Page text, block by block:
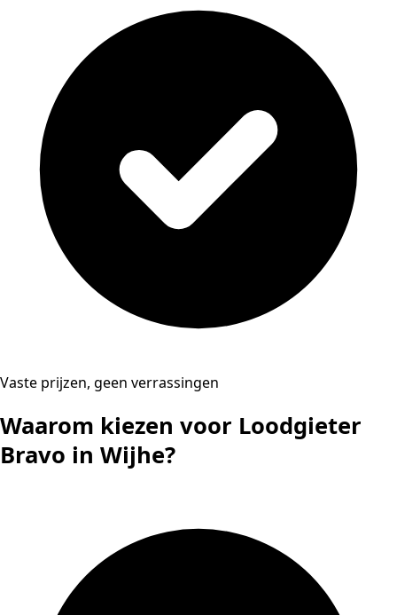
Vaste prijzen, geen verrassingen
Waarom kiezen voor Loodgieter
Bravo in Wijhe?